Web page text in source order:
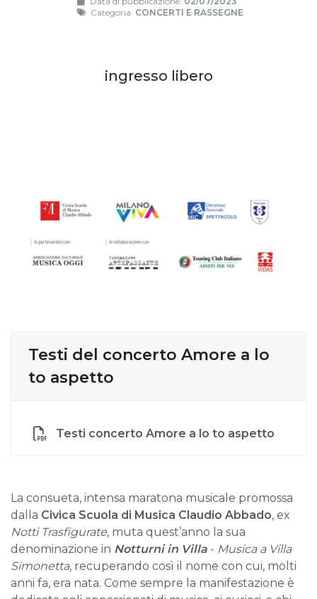
Categoria: CONCERTI E RASSEGNE
ingresso libero
Testi del concerto Amore a lo
to aspetto
Testi concerto Amore a lo to aspetto
La consueta, intensa maratona musicale promossa
dalla Civica Scuola di Musica Claudio Abbado, ex
Notti Trasfigurate, muta quest’anno la sua
denominazione in Notturni in Villa - Musica a Villa
Simonetta, recuperando così il nome con cui, molti
anni fa, era nata. Come sempre la manifestazione è